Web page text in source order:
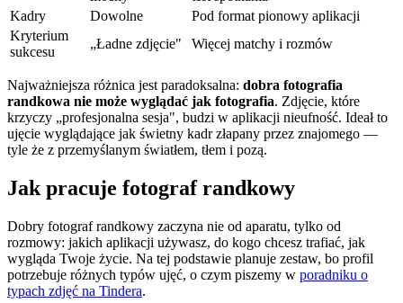
Kadry
Dowolne
Pod format pionowy aplikacji
Kryterium
sukcesu
„Ładne zdjęcie" Więcej matchy i rozmów
Najważniejsza różnica jest paradoksalna: dobra fotografia
randkowa nie może wyglądać jak fotografia. Zdjęcie, które
krzyczy „profesjonalna sesja", budzi w aplikacji nieufność. Ideał to
ujęcie wyglądające jak świetny kadr złapany przez znajomego —
tyle że z przemyślanym światłem, tłem i pozą.
Jak pracuje fotograf randkowy
Dobry fotograf randkowy zaczyna nie od aparatu, tylko od
rozmowy: jakich aplikacji używasz, do kogo chcesz trafiać, jak
wygląda Twoje życie. Na tej podstawie planuje zestaw, bo profil
potrzebuje różnych typów ujęć, o czym piszemy w poradniku o
typach zdjęć na Tindera.